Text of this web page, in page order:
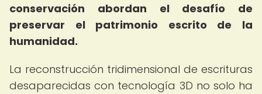
conservación abordan el desafío de
preservar el patrimonio escrito de la
humanidad.
La reconstrucción tridimensional de escrituras
desaparecidas con tecnología 3D no solo ha